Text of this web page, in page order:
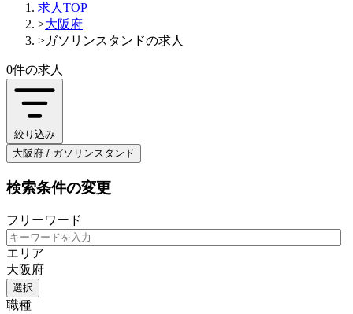
求人TOP
>大阪府
>ガソリンスタンドの求人
0件の求人
絞り込み
大阪府 / ガソリンスタンド
検索条件の変更
フリーワード
エリア
大阪府
選択
職種